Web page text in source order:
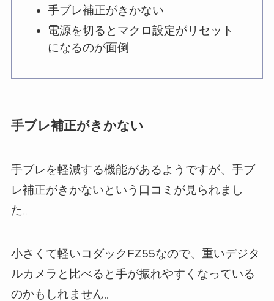
手ブレ補正がきかない
電源を切るとマクロ設定がリセット
になるのが面倒
手ブレ補正がきかない
手ブレを軽減する機能があるようですが、手ブ
レ補正がきかないという口コミが見られまし
た。
小さくて軽いコダックFZ55なので、重いデジタ
ルカメラと比べると手が振れやすくなっている
のかもしれません。